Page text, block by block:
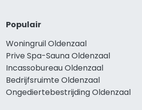
Populair
Woningruil Oldenzaal
Prive Spa-Sauna Oldenzaal
Incassobureau Oldenzaal
Bedrijfsruimte Oldenzaal
Ongediertebestrijding Oldenzaal